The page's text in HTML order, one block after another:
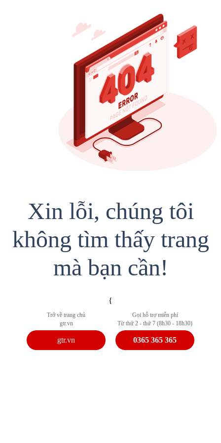
Xin lỗi, chúng tôi
không tìm thấy trang
mà bạn cần!
{
Trở về trang chủ
gtr.vn
gtr.vn
Gọi hỗ trợ miễn phí
Từ thứ 2 - thứ 7 (8h30 - 18h30)
0365 365 365